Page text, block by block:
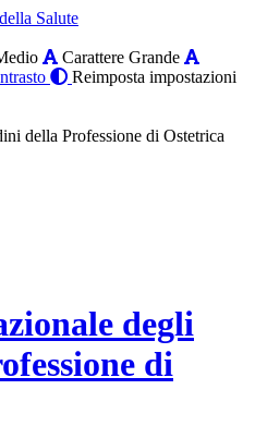
Salute
Carattere Grande
Reimposta impostazioni
della Professione di Ostetrica
degli
di